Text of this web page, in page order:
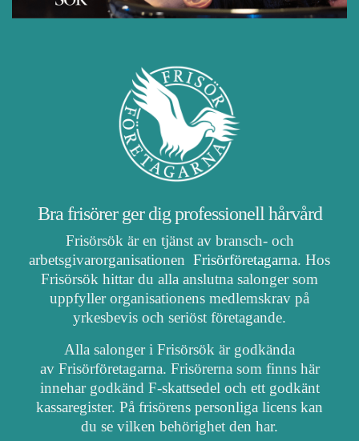
Bra frisörer ger dig professionell hårvård
Frisörsök är en tjänst av bransch- och
arbetsgivarorganisationen Frisörföretagarna. Hos
Frisörsök hittar du alla anslutna salonger som
uppfyller organisationens medlemskrav på
yrkesbevis och seriöst företagande.
Alla salonger i Frisörsök är godkända
av Frisörföretagarna. Frisörerna som finns här
innehar godkänd F-skattsedel och ett godkänt
kassaregister. På frisörens personliga licens kan
du se vilken behörighet den har.